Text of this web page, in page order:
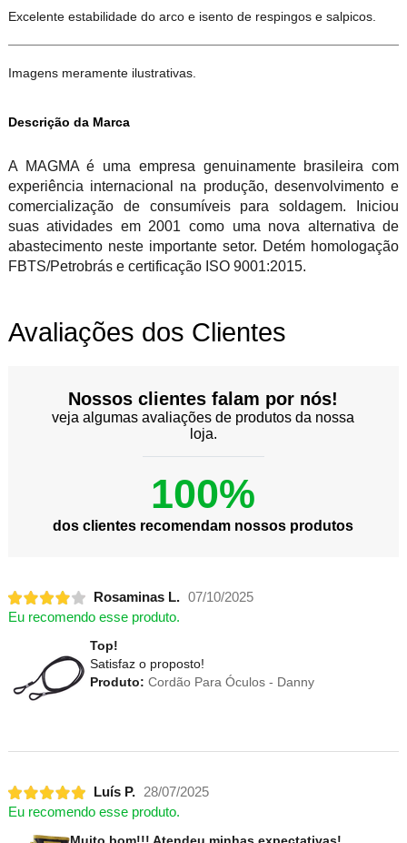
Excelente estabilidade do arco e isento de respingos e salpicos.
Imagens meramente ilustrativas.
Descrição da Marca
A MAGMA é uma empresa genuinamente brasileira com
experiência internacional na produção, desenvolvimento e
comercialização de consumíveis para soldagem. Iniciou
suas atividades em 2001 como uma nova alternativa de
abastecimento neste importante setor. Detém homologação
FBTS/Petrobrás e certificação ISO 9001:2015.
Avaliações dos Clientes
Nossos clientes falam por nós!
veja algumas avaliações de produtos da nossa
loja.
100%
dos clientes recomendam nossos produtos
Rosaminas L. 07/10/2025
Eu recomendo esse produto.
Top!
Satisfaz o proposto!
Produto: Cordão Para Óculos - Danny
Luís P. 28/07/2025
Eu recomendo esse produto.
Muito bom!!! Atendeu minhas expectativas!